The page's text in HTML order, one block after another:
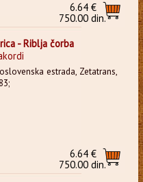
6.64 €
750.00 din.
- Riblja čorba
estrada, Zetatrans,
6.64 €
750.00 din.